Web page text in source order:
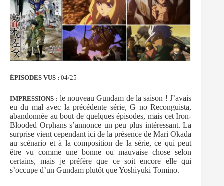
ÉPISODES VUS : 04/25
IMPRESSIONS : le nouveau Gundam de la saison ! J’avais
eu du mal avec la précédente série, G no Reconguista,
abandonnée au bout de quelques épisodes, mais cet Iron-
Blooded Orphans s’annonce un peu plus intéressant. La
surprise vient cependant ici de la présence de Mari Okada
au scénario et à la composition de la série, ce qui peut
être vu comme une bonne ou mauvaise chose selon
certains, mais je préfère que ce soit encore elle qui
s’occupe d’un Gundam plutôt que Yoshiyuki Tomino.